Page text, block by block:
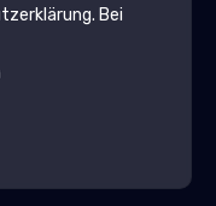
. Bei